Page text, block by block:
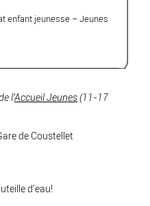
enfant jeunesse – Jeunes
l’Accueil Jeunes(11-17
de Coustellet
d’eau!